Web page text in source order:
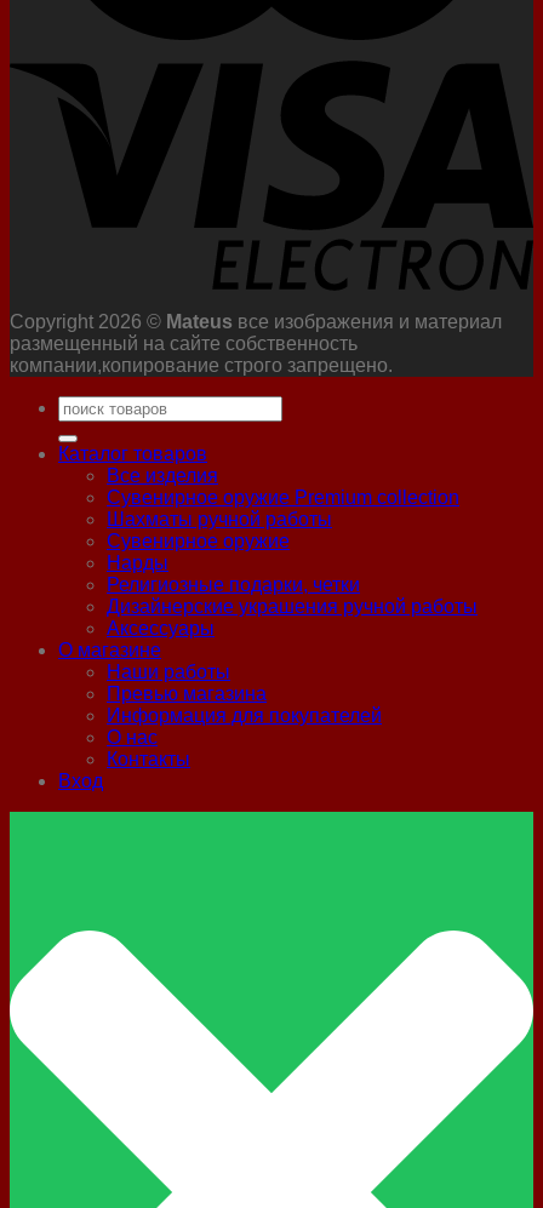
Copyright 2026 © Mateus все изображения и материал
размещенный на сайте собственность
компании,копирование строго запрещено.
Искать:
Каталог товаров
Все изделия
Сувенирное оружие Premium collection
Шахматы ручной работы
Сувенирное оружие
Нарды
Религиозные подарки, четки
Дизайнерские украшения ручной работы
Аксессуары
О магазине
Наши работы
Превью магазина
Информация для покупателей
О нас
Контакты
Вход